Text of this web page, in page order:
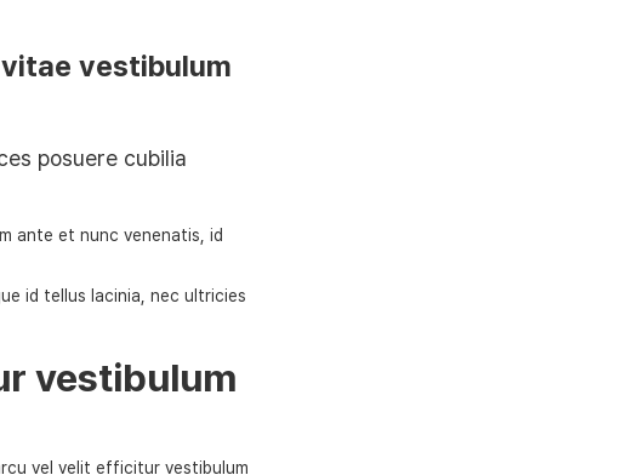
vestibulum
posuere cubilia
ante et nunc venenatis, id
id tellus lacinia, nec ultricies
vestibulum
vel velit efficitur vestibulum